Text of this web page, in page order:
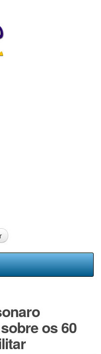
os 60